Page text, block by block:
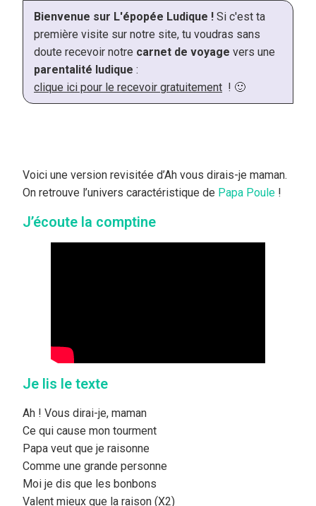
Bienvenue sur L'épopée Ludique ! Si c'est ta
première visite sur notre site, tu voudras sans
doute recevoir notre carnet de voyage vers une
parentalité ludique :
clique ici pour le recevoir gratuitement ! 🙂
Voici une version revisitée d’Ah vous dirais-je maman.
On retrouve l’univers caractéristique de Papa Poule !
J’écoute la comptine
Je lis le texte
Ah ! Vous dirai-je, maman
Ce qui cause mon tourment
Papa veut que je raisonne
Comme une grande personne
Moi je dis que les bonbons
Valent mieux que la raison (X2)